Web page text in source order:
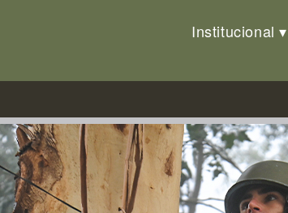
Institucional
Arma de